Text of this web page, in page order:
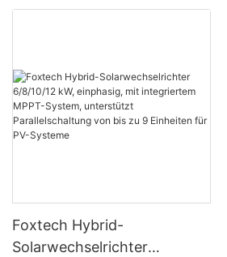
Foxtech Hybrid-
Solarwechselrichter